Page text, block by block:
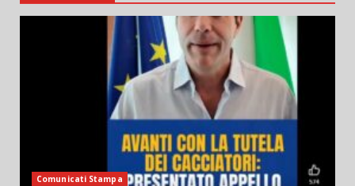
Comunicati Stampa